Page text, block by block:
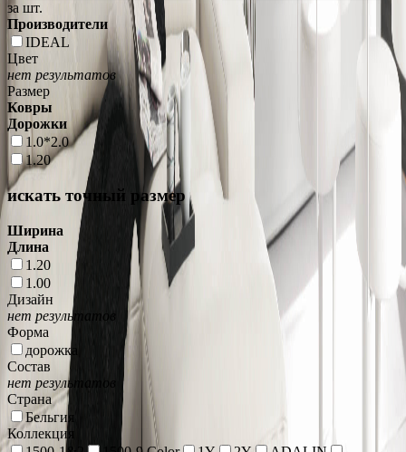
за шт.
Производители
IDEAL
Цвет
нет результатов
Размер
Ковры
Дорожки
1.0*2.0
1.20
искать точный размер
Ширина
Длина
1.20
1.00
Дизайн
нет результатов
Форма
дорожка
Состав
нет результатов
Страна
Бельгия
Коллекция